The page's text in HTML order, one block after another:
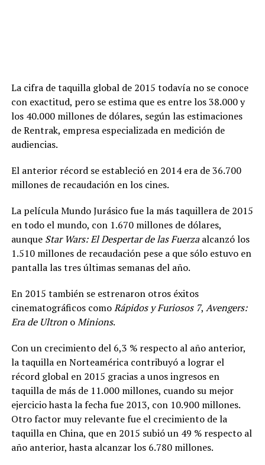
La cifra de taquilla global de 2015 todavía no se conoce
con exactitud, pero se estima que es entre los 38.000 y
los 40.000 millones de dólares, según las estimaciones
de Rentrak, empresa especializada en medición de
audiencias.
El anterior récord se estableció en 2014 era de 36.700
millones de recaudación en los cines.
La película Mundo Jurásico fue la más taquillera de 2015
en todo el mundo, con 1.670 millones de dólares,
aunque Star Wars: El Despertar de las Fuerzaalcanzó los
1.510 millones de recaudación pese a que sólo estuvo en
pantalla las tres últimas semanas del año.
En 2015 también se estrenaron otros éxitos
cinematográficos comoRápidos y Furiosos 7, Avengers:
Era de UltronoMinions.
Con un crecimiento del 6,3 % respecto al año anterior,
la taquilla en Norteamérica contribuyó a lograr el
récord global en 2015 gracias a unos ingresos en
taquilla de más de 11.000 millones, cuando su mejor
ejercicio hasta la fecha fue 2013, con 10.900 millones.
Otro factor muy relevante fue el crecimiento de la
taquilla en China, que en 2015 subió un 49 % respecto al
año anterior, hasta alcanzar los 6.780 millones.